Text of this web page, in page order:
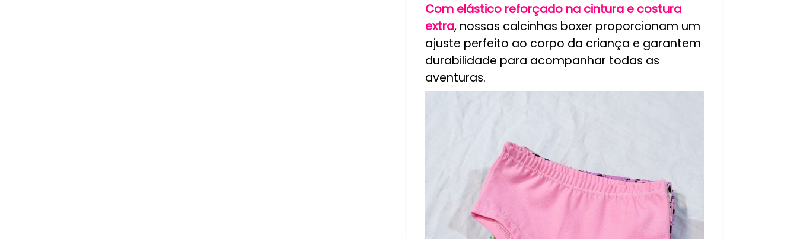
Com elástico reforçado na cintura e costura
extra, nossas calcinhas boxer proporcionam um
ajuste perfeito ao corpo da criança e garantem
durabilidade para acompanhar todas as
aventuras.